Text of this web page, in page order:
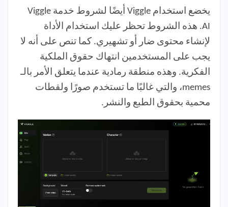
يخضع استخدام Viggle أيضًا لشروط خدمة Viggle
AI. هذه الشروط تحظر عليك استخدام الأداة
لإنشاء محتوى ضار أو تشهيري. كما تنص على أنه لا
يجب على المستخدمين انتهاك حقوق الملكية
الفكرية. وهذه منطقة رمادية عندما يتعلق الأمر بالـ
memes، والتي غالبًا ما تستخدم صورًا ولقطات
محمية بحقوق الطبع والنشر.